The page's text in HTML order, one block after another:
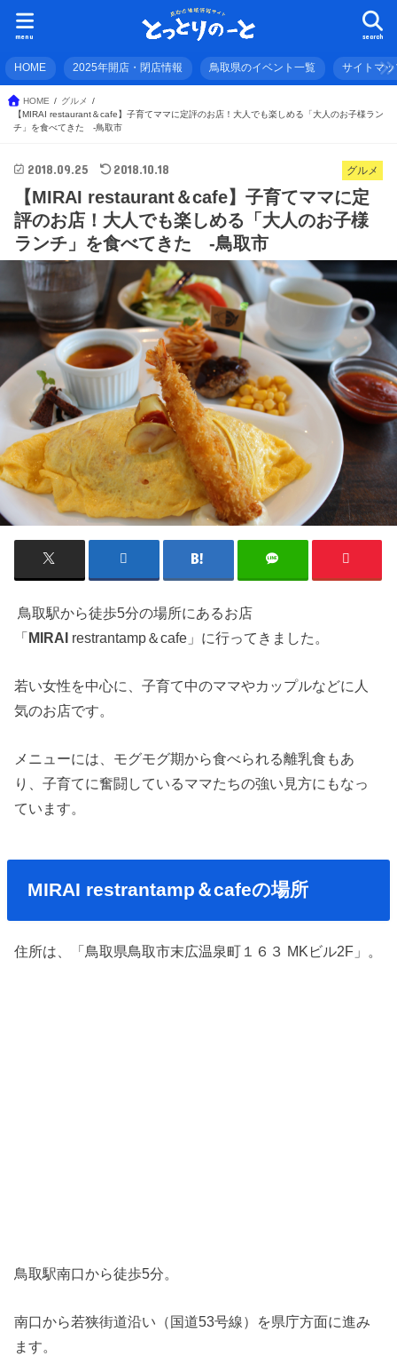
search
menu
HOME 2025年開店・閉店情報 鳥取県のイベント一覧 サイトマッ
HOME
グルメ
【MIRAI restaurant＆cafe】子育てママに定評のお店！大人でも楽しめる「大人のお子様ラン
チ」を食べてきた -鳥取市
グルメ
2018.09.25 2018.10.18
【MIRAI restaurant＆cafe】子育てママに定
評のお店！大人でも楽しめる「大人のお子様
ランチ」を食べてきた -鳥取市
鳥取駅から徒歩5分の場所にあるお店
「MIRAI restrantamp＆cafe」に行ってきました。
若い女性を中心に、子育て中のママやカップルなどに人
気のお店です。
メニューには、モグモグ期から食べられる離乳食もあ
り、子育てに奮闘しているママたちの強い見方にもなっ
ています。
MIRAI restrantamp＆cafeの場所
住所は、「鳥取県鳥取市末広温泉町１６３ MKビル2F」。
鳥取駅南口から徒歩5分。
南口から若狭街道沿い（国道53号線）を県庁方面に進み
ます。